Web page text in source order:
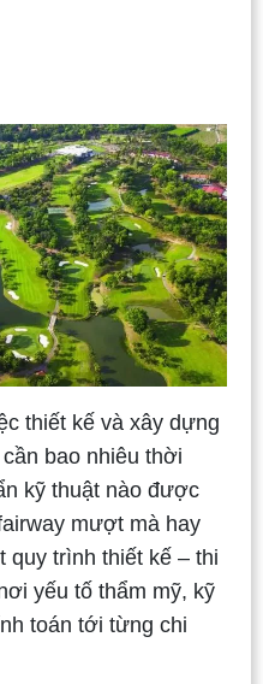
thiết kế và xây dựng
bao nhiêu thời
kỹ thuật nào được
mượt mà hay
quy trình thiết kế – thi
yếu tố thẩm mỹ, kỹ
toán tới từng chi